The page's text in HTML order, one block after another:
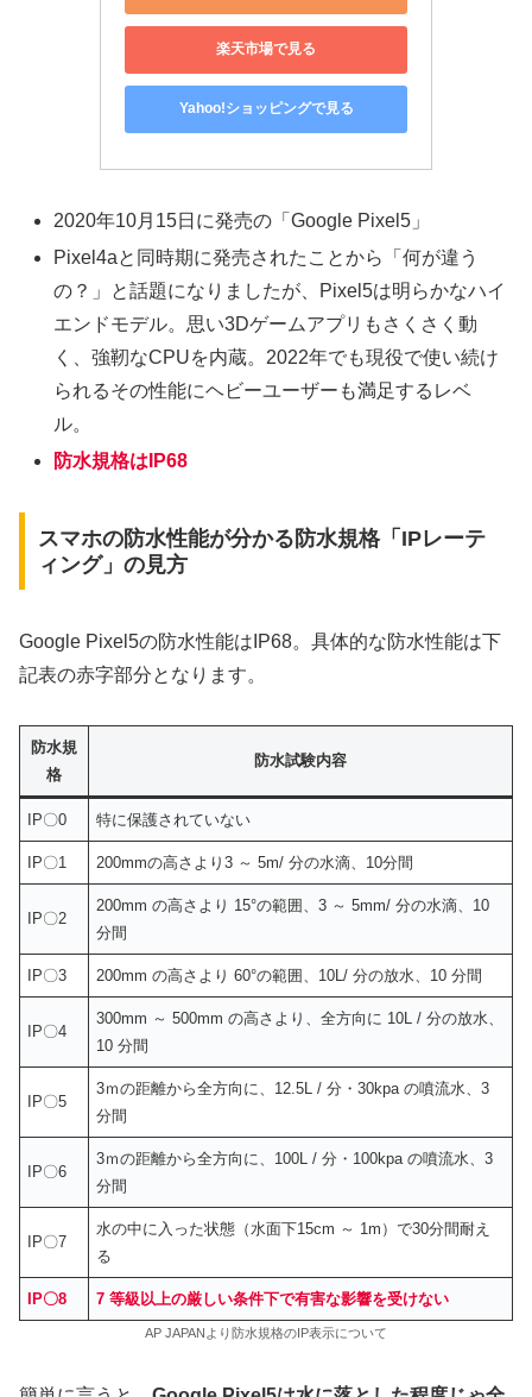
楽天市場で見る
Yahoo!ショッピングで見る
2020年10月15日に発売の「Google Pixel5」
Pixel4aと同時期に発売されたことから「何が違う
の？」と話題になりましたが、Pixel5は明らかなハイ
エンドモデル。思い3Dゲームアプリもさくさく動
く、強靭なCPUを内蔵。2022年でも現役で使い続け
られるその性能にヘビーユーザーも満足するレベ
ル。
防水規格はIP68
スマホの防水性能が分かる防水規格「IPレーテ
ィング」の見方
Google Pixel5の防水性能はIP68。具体的な防水性能は下
記表の赤字部分となります。
防水規
格
防水試験内容
IP〇0 特に保護されていない
IP〇1 200mmの高さより3 ～ 5m/ 分の水滴、10分間
IP〇2
200mm の高さより 15°の範囲、3 ～ 5mm/ 分の水滴、10
分間
IP〇3 200mm の高さより 60°の範囲、10L/ 分の放水、10 分間
IP〇4
300mm ～ 500mm の高さより、全方向に 10L / 分の放水、
10 分間
IP〇5
3ｍの距離から全方向に、12.5L / 分・30kpa の噴流水、3
分間
IP〇6
3ｍの距離から全方向に、100L / 分・100kpa の噴流水、3
分間
IP〇7
水の中に入った状態（水面下15cm ～ 1m）で30分間耐え
る
IP〇8 7 等級以上の厳しい条件下で有害な影響を受けない
AP JAPANより防水規格のIP表示について